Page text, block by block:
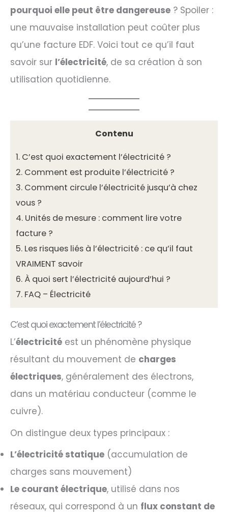
pourquoi elle peut être dangereuse ? Spoiler :
une mauvaise installation peut coûter plus
qu’une facture EDF. Voici tout ce qu’il faut
savoir sur l’électricité, de sa création à son
utilisation quotidienne.
Contenu
1. C’est quoi exactement l’électricité ?
2. Comment est produite l’électricité ?
3. Comment circule l’électricité jusqu’à chez
vous ?
4. Unités de mesure : comment lire votre
facture ?
5. Les risques liés à l’électricité : ce qu’il faut
VRAIMENT savoir
6. À quoi sert l’électricité aujourd’hui ?
7. FAQ – Électricité
C’est quoi exactement l’électricité ?
L’électricité est un phénomène physique
résultant du mouvement de charges
électriques, généralement des électrons,
dans un matériau conducteur (comme le
cuivre).
On distingue deux types principaux :
L’électricité statique (accumulation de
charges sans mouvement)
Le courant électrique, utilisé dans nos
réseaux, qui correspond à un flux constant de